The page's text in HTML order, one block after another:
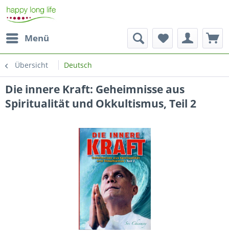
Menü
Übersicht Deutsch
Die innere Kraft: Geheimnisse aus
Spiritualität und Okkultismus, Teil 2